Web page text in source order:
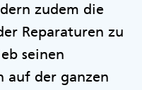
zudem die
Reparaturen zu
seinen
auf der ganzen